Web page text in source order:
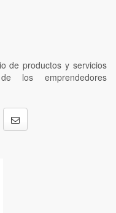
de productos y servicios
los emprendedores